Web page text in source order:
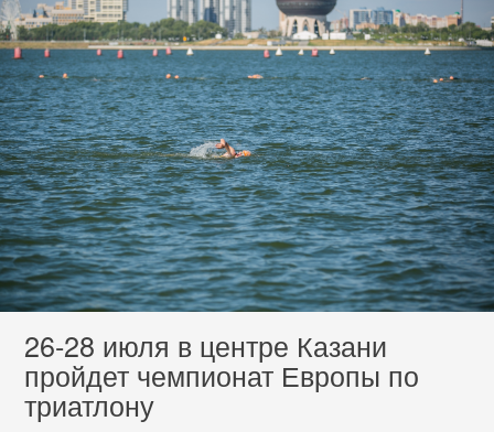
26-28 июля в центре Казани
пройдет чемпионат Европы по
триатлону